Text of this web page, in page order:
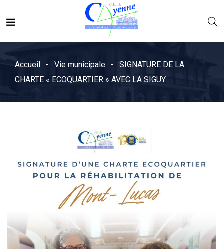
Accueil Vie municipale
SIGNATURE DE LA
CHARTE « ECOQUARTIER » AVEC LA SIGUY